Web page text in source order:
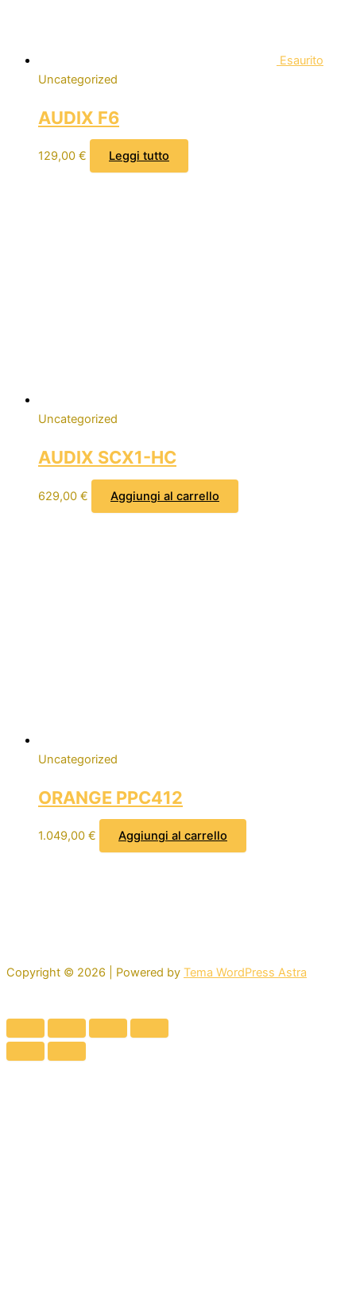
Esaurito
Uncategorized
AUDIX F6
129,00 € Leggi tutto
Uncategorized
AUDIX SCX1-HC
629,00 € Aggiungi al carrello
Uncategorized
ORANGE PPC412
1.049,00 € Aggiungi al carrello
Copyright © 2026 | Powered by Tema WordPress Astra